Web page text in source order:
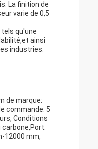
La finition de
varie de 0,5
tels qu'une
ainsi
industries.
de marque:
commande: 5
Conditions
carbone,Port:
12000 mm,